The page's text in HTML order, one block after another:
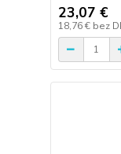
23,07 €
18,76 € bez